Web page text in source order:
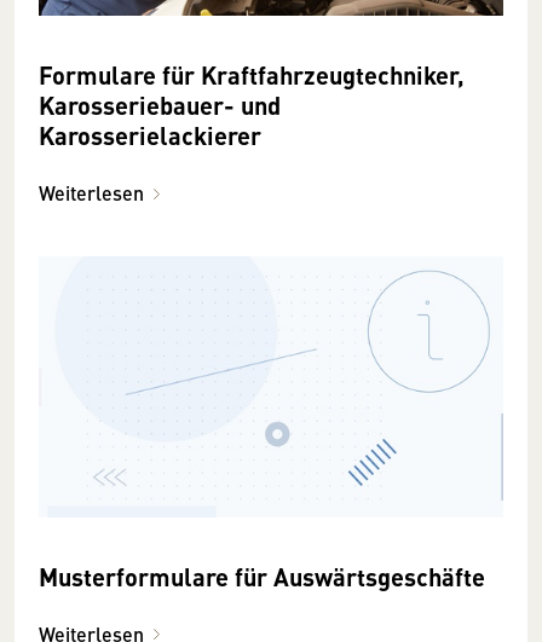
Formulare für Kraftfahrzeugtechniker,
Karosseriebauer- und
Karosserielackierer
Weiterlesen
Musterformulare für Auswärtsgeschäfte
Weiterlesen